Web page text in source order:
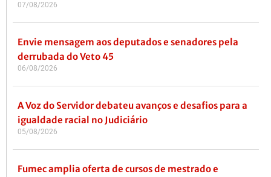
07/08/2026
Envie mensagem aos deputados e senadores pela
derrubada do Veto 45
06/08/2026
A Voz do Servidor debateu avanços e desafios para a
igualdade racial no Judiciário
05/08/2026
Fumec amplia oferta de cursos de mestrado e